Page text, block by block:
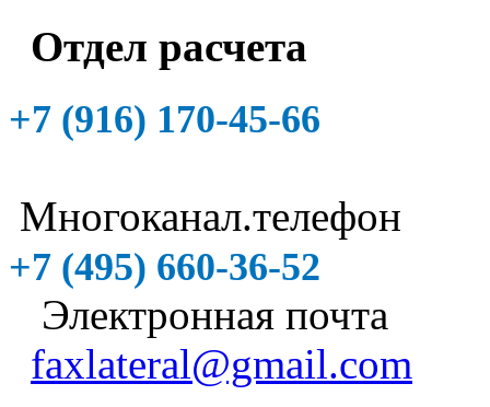
Отдел расчета
+7 (916) 170-45-66
Многоканал.телефон
+7 (495) 660-36-52
Электронная почта
faxlateral@gmail.com